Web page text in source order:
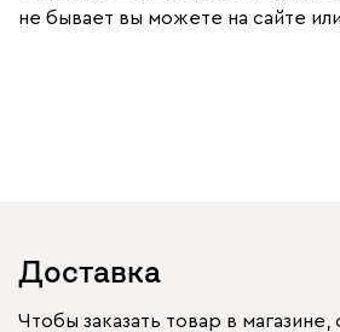
не бывает вы можете на сайте
Доставка
Чтобы заказать товар в